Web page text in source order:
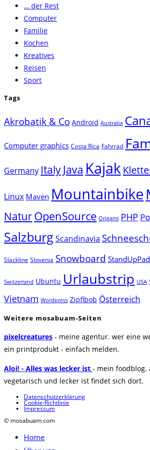
… der Rest
Computer
Familie
Kochen
Kreatives
Reisen
Sport
Tags
Akrobatik & Co Android Australia
Computer graphics Costa Rica Fahrrad
Germany Italy Java Kajak
Linux Maven Mountainbike
NaturOpenSource Origami PHP
SalzburgScandinavia
Slackline Slovenia Snowboard
Switzerland Ubuntu Urlaubstrip USA
Vietnam Wordpress Zipflbob Österreich
Weitere mosabuam-Seiten
pixelcreatures - meine agentur. wer eine
ein printprodukt - einfach melden.
Aloi! - Alles was lecker ist - mein foodblog.
vegetarisch und lecker ist findet sich dort.
Datenschutzerklärung
Cookie-Richtlinie
Impressum
© mosabuam.com
Home